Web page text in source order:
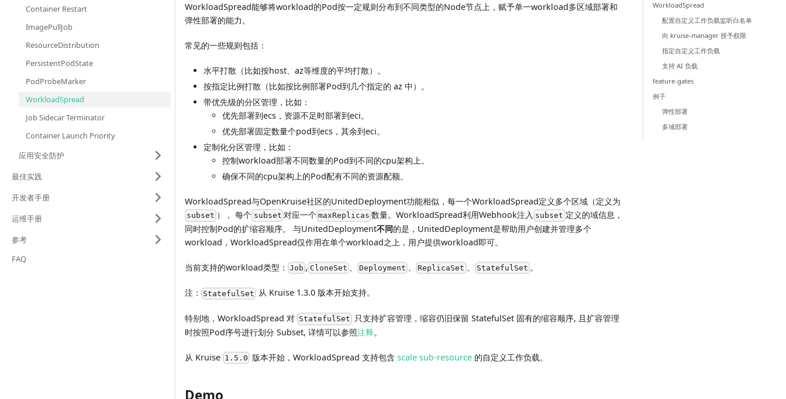
Container Restart
ImagePullJob
ResourceDistribution
PersistentPodState
PodProbeMarker
WorkloadSpread
Job Sidecar Terminator
Container Launch Priority
应用安全防护
最佳实践
开发者手册
运维手册
参考
FAQ
WorkloadSpread能够将workload的Pod按一定规则分布到不同类型的Node节点上，赋予单一workload多区域部署和
弹性部署的能力。
常见的一些规则包括：
水平打散（比如按host、az等维度的平均打散）。
按指定比例打散（比如按比例部署Pod到几个指定的 az 中）。
带优先级的分区管理，比如：
优先部署到ecs，资源不足时部署到eci。
优先部署固定数量个pod到ecs，其余到eci。
定制化分区管理，比如：
控制workload部署不同数量的Pod到不同的cpu架构上。
确保不同的cpu架构上的Pod配有不同的资源配额。
WorkloadSpread与OpenKruise社区的UnitedDeployment功能相似，每一个WorkloadSpread定义多个区域（定义为
subset ）， 每个 subset 对应一个 maxReplicas 数量。WorkloadSpread利用Webhook注入 subset 定义的域信息，
同时控制Pod的扩缩容顺序。 与UnitedDeployment不同的是，UnitedDeployment是帮助用户创建并管理多个
workload，WorkloadSpread仅作用在单个workload之上，用户提供workload即可。
当前支持的workload类型： Job , CloneSet 、 Deployment 、 ReplicaSet 、 StatefulSet 。
注： StatefulSet 从 Kruise 1.3.0 版本开始支持。
特别地，WorkloadSpread 对 StatefulSet 只支持扩容管理，缩容仍旧保留 StatefulSet 固有的缩容顺序, 且扩容管理
时按照Pod序号进行划分 Subset, 详情可以参照注释。
从 Kruise 1.5.0 版本开始，WorkloadSpread 支持包含scale sub-resource 的自定义工作负载。
Demo
WorkloadSpread
配置自定义工作负载监听白名单
向 kruise-manager 授予权限
指定自定义工作负载
支持 AI 负载
feature-gates
例子
弹性部署
多域部署